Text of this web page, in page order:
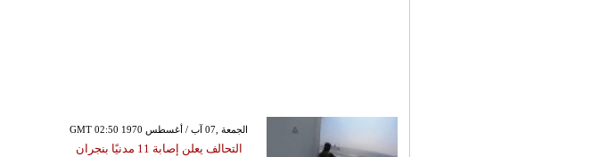
GMT 02:50 1970 الجمعة ,07 آب / أغسطس
التحالف يعلن إصابة 11 مدنيًا بنجران